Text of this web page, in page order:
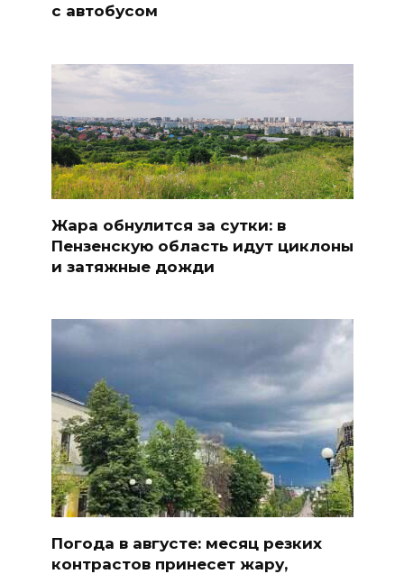
с автобусом
Жара обнулится за сутки: в
Пензенскую область идут циклоны
и затяжные дожди
Погода в августе: месяц резких
контрастов принесет жару,